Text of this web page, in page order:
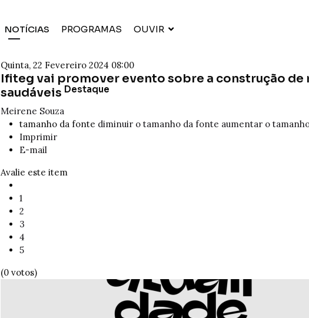
NOTÍCIAS PROGRAMAS OUVIR
Quinta, 22 Fevereiro 2024 08:00
Ifiteg vai promover evento sobre a construção
saudáveis Destaque
Meirene Souza
tamanho da fonte diminuir o tamanho da fonte aumentar o
Imprimir
E-mail
Avalie este item
1
2
3
4
5
(0 votos)